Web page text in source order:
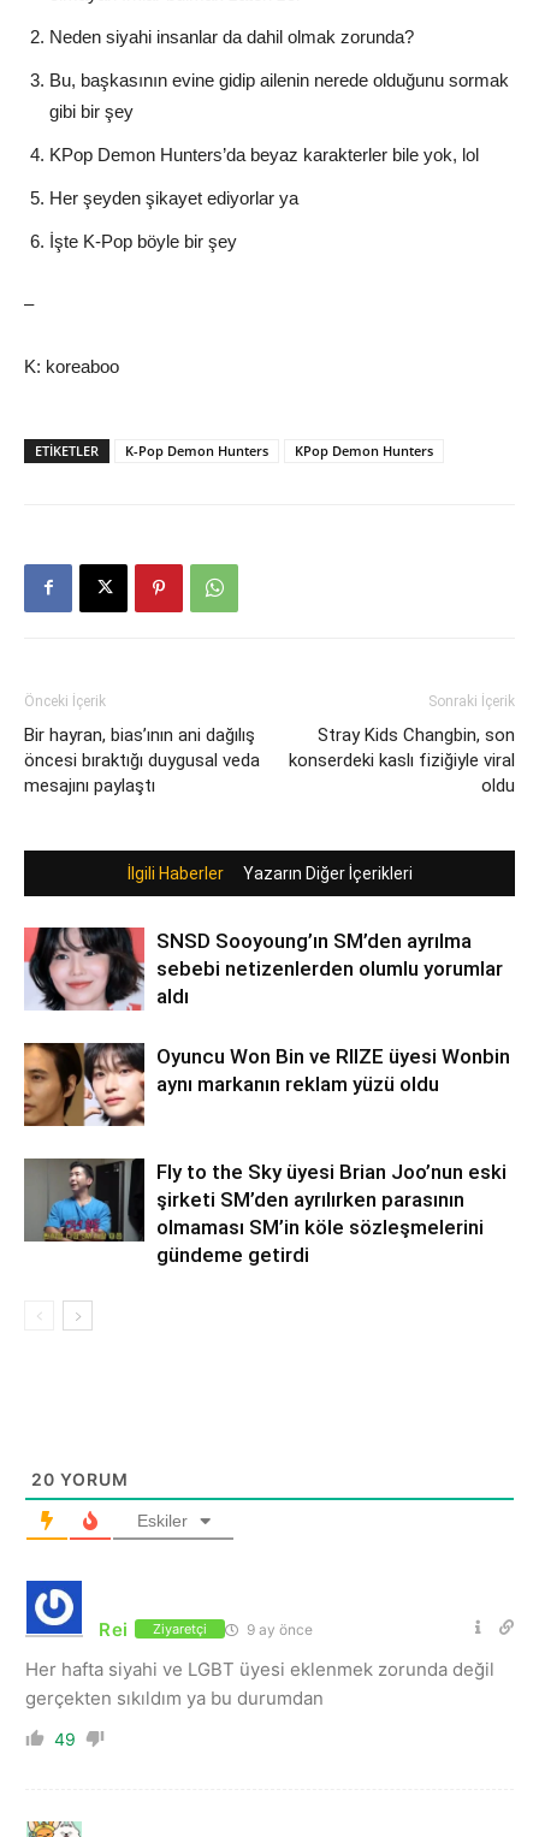
Neden siyahi insanlar da dahil olmak zorunda?
Bu, başkasının evine gidip ailenin nerede olduğunu sormak
gibi bir şey
KPop Demon Hunters’da beyaz karakterler bile yok, lol
Her şeyden şikayet ediyorlar ya
İşte K-Pop böyle bir şey
–
K: koreaboo
ETIKETLER K-Pop Demon Hunters KPop Demon Hunters
Önceki İçerik
Bir hayran, bias’ının ani dağılış
öncesi bıraktığı duygusal veda
mesajını paylaştı
Sonraki İçerik
Stray Kids Changbin, son
konserdeki kaslı fiziğiyle viral
oldu
İlgili Haberler Yazarın Diğer İçerikleri
SNSD Sooyoung’ın SM’den ayrılma
sebebi netizenlerden olumlu yorumlar
aldı
Oyuncu Won Bin ve RIIZE üyesi Wonbin
aynı markanın reklam yüzü oldu
Fly to the Sky üyesi Brian Joo’nun eski
şirketi SM’den ayrılırken parasının
olmaması SM’in köle sözleşmelerini
gündeme getirdi
20 YORUM
Eskiler
Rei Ziyaretçi 9 ay önce
Her hafta siyahi ve LGBT üyesi eklenmek zorunda değil
gerçekten sıkıldım ya bu durumdan
49